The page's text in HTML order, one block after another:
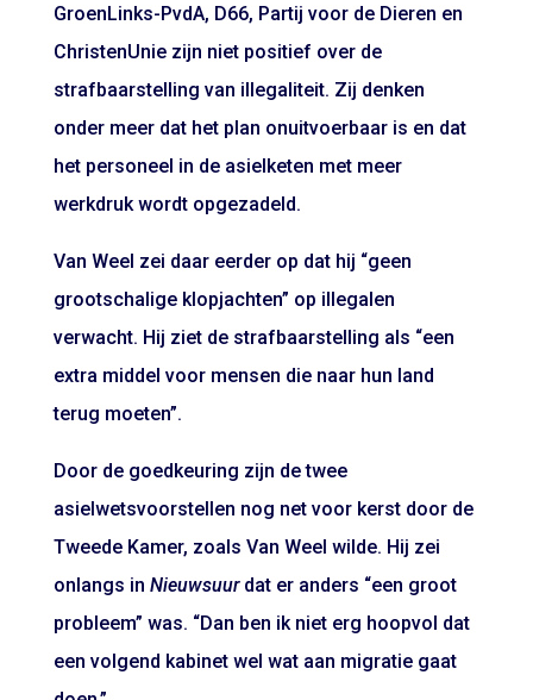
GroenLinks-PvdA, D66, Partij voor de Dieren en
ChristenUnie zijn niet positief over de
strafbaarstelling van illegaliteit. Zij denken
onder meer dat het plan onuitvoerbaar is en dat
het personeel in de asielketen met meer
werkdruk wordt opgezadeld.
Van Weel zei daar eerder op dat hij “geen
grootschalige klopjachten” op illegalen
verwacht. Hij ziet de strafbaarstelling als “een
extra middel voor mensen die naar hun land
terug moeten”.
Door de goedkeuring zijn de twee
asielwetsvoorstellen nog net voor kerstdoor de
Tweede Kamer, zoals Van Weel wilde. Hij zei
onlangs in Nieuwsuurdat er anders “een groot
probleem” was. “Dan ben ik niet erg hoopvol dat
een volgend kabinet wel wat aan migratie gaat